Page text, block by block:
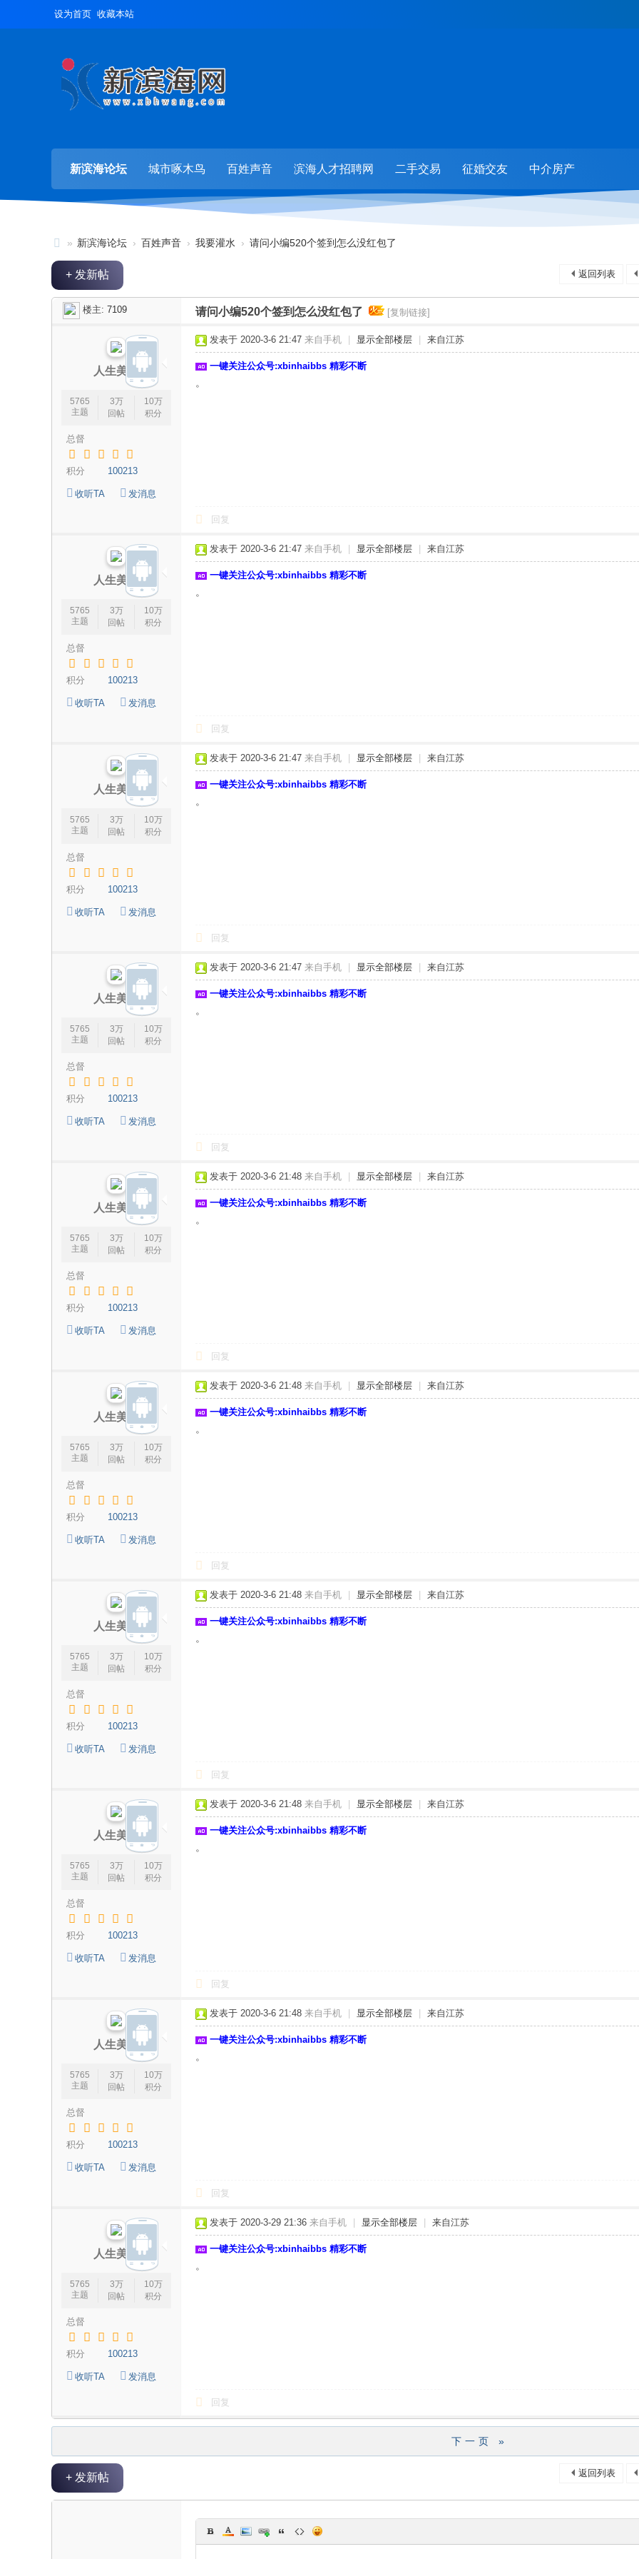
设为首页 收藏本站
新滨海论坛 城市啄木鸟 百姓声音 滨海人才招聘网 二手交易 征婚交友 中介房产
新
滨
» 新滨海论坛 › 百姓声音 › 我要灌水 › 请问小编520个签到怎么没红包了
返回列表
+ 发新帖
楼主: 7109 请问小编520个签到怎么没红包了 [复制链接]
人生美丽
5765
主题
3万
回帖
10万
积分
总督
积分 100213
收听TA 发消息
发表于 2020-3-6 21:47 来自手机 显示全部楼层 来自江苏
一键关注公众号:xbinhaibbs 精彩不断
。
回复
人生美丽
5765
主题
3万
回帖
10万
积分
总督
积分 100213
收听TA 发消息
发表于 2020-3-6 21:47 来自手机 显示全部楼层 来自江苏
一键关注公众号:xbinhaibbs 精彩不断
。
回复
人生美丽
5765
主题
3万
回帖
10万
积分
总督
积分 100213
收听TA 发消息
发表于 2020-3-6 21:47 来自手机 显示全部楼层 来自江苏
一键关注公众号:xbinhaibbs 精彩不断
。
回复
人生美丽
5765
主题
3万
回帖
10万
积分
总督
积分 100213
收听TA 发消息
发表于 2020-3-6 21:47 来自手机 显示全部楼层 来自江苏
一键关注公众号:xbinhaibbs 精彩不断
。
回复
人生美丽
5765
主题
3万
回帖
10万
积分
总督
积分 100213
收听TA 发消息
发表于 2020-3-6 21:48 来自手机 显示全部楼层 来自江苏
一键关注公众号:xbinhaibbs 精彩不断
。
回复
人生美丽
5765
主题
3万
回帖
10万
积分
总督
积分 100213
收听TA 发消息
发表于 2020-3-6 21:48 来自手机 显示全部楼层 来自江苏
一键关注公众号:xbinhaibbs 精彩不断
。
回复
人生美丽
5765
主题
3万
回帖
10万
积分
总督
积分 100213
收听TA 发消息
发表于 2020-3-6 21:48 来自手机 显示全部楼层 来自江苏
一键关注公众号:xbinhaibbs 精彩不断
。
回复
人生美丽
5765
主题
3万
回帖
10万
积分
总督
积分 100213
收听TA 发消息
发表于 2020-3-6 21:48 来自手机 显示全部楼层 来自江苏
一键关注公众号:xbinhaibbs 精彩不断
。
回复
人生美丽
5765
主题
3万
回帖
10万
积分
总督
积分 100213
收听TA 发消息
发表于 2020-3-6 21:48 来自手机 显示全部楼层 来自江苏
一键关注公众号:xbinhaibbs 精彩不断
。
回复
人生美丽
5765
主题
3万
回帖
10万
积分
总督
积分 100213
收听TA 发消息
发表于 2020-3-29 21:36 来自手机 显示全部楼层 来自江苏
一键关注公众号:xbinhaibbs 精彩不断
。
回复
下一页 »
返回列表
+ 发新帖